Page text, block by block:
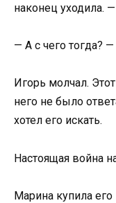
наконец уходила.
— А с чего тогда?
Игорь молчал.
него не было
хотел его искать.
Настоящая война
Марина купила